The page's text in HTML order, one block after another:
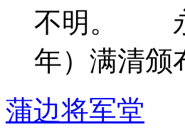
不明。 永
年）满清颁
蒲边将军堂